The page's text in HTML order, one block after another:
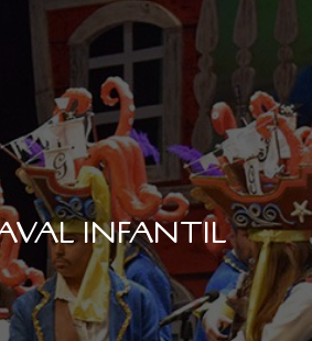
INFANTIL